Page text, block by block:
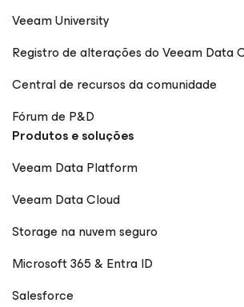
Veeam University
Registro de alterações do Veeam Data
Central de recursos da comunidade
Fórum de P&D
Produtos e soluções
Veeam Data Platform
Veeam Data Cloud
Storage na nuvem seguro
Microsoft 365 & Entra ID
Salesforce